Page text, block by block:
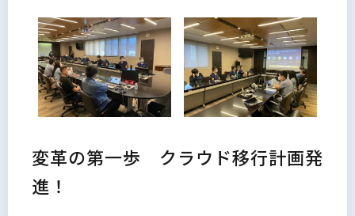
変革の第一歩 クラウド移行計画発
進！